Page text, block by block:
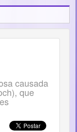
causada
que